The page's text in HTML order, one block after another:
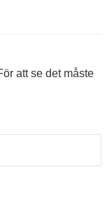
att se det måste